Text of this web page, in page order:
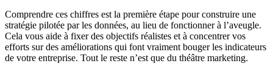
Comprendre ces chiffres est la première étape pour construire une
stratégie pilotée par les données, au lieu de fonctionner à l’aveugle.
Cela vous aide à fixer des objectifs réalistes et à concentrer vos
efforts sur des améliorations qui font vraiment bouger les indicateurs
de votre entreprise. Tout le reste n’est que du théâtre marketing.